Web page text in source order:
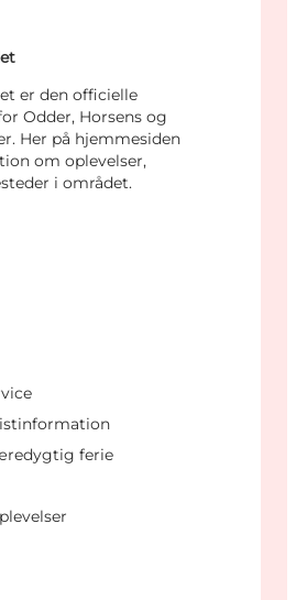
er den officielle
Odder, Horsens og
Her på hjemmesiden
om oplevelser,
i området.
ferie